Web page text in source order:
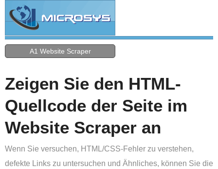
A1 Website Scraper
Zeigen Sie den HTML-
Quellcode der Seite im
Website Scraper an
Wenn Sie versuchen, HTML/CSS-Fehler zu verstehen,
defekte Links zu untersuchen und Ähnliches, können Sie die